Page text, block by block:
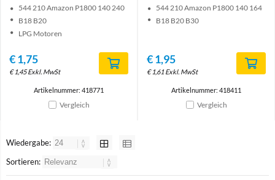
544 210 Amazon P1800 140 240
B18 B20
LPG Motoren
€1,75
€1,45 Exkl. MwSt
Artikelnummer: 418771
Vergleich
544 210 Amazon P1800 140 164
B18 B20 B30
€1,95
€1,61 Exkl. MwSt
Artikelnummer: 418411
Vergleich
Wiedergabe:
Sortieren: